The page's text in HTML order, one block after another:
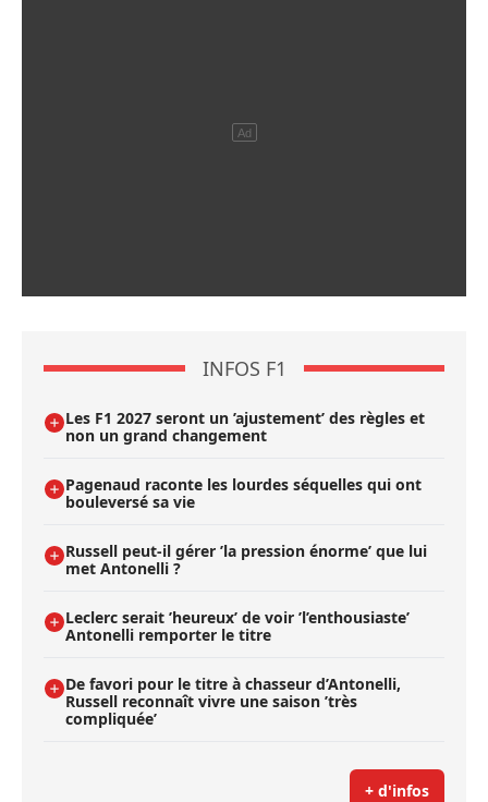
INFOS F1
Les F1 2027 seront un ’ajustement’ des règles et
non un grand changement
Pagenaud raconte les lourdes séquelles qui ont
bouleversé sa vie
Russell peut-il gérer ’la pression énorme’ que lui
met Antonelli ?
Leclerc serait ’heureux’ de voir ’l’enthousiaste’
Antonelli remporter le titre
De favori pour le titre à chasseur d’Antonelli,
Russell reconnaît vivre une saison ’très
compliquée’
+ d'infos